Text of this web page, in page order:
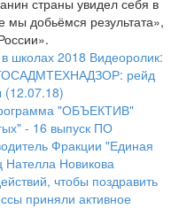
страны увидел себя в
мы добьёмся результата»,
школах 2018 Видеоролик:
рейд
(12.07.18)
"ОБЪЕКТИВ"
- 16 выпуск ПО
Фракции "Единая
Нателла Новикова
чтобы поздравить
приняли активное